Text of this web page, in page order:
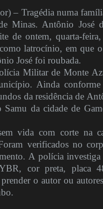
– Tragédia numa
Minas. Antônio José
de ontem, quarta-
latrocínio, em que
José foi roubada.
Militar de Monte
Ainda
da residência de
da cidade de
vida com corte na
verificados no
A polícia
cor preta, placa
o autor ou